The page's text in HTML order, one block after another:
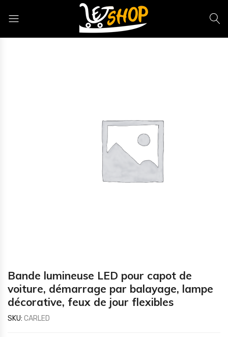
Bande lumineuse LED pour capot de
voiture, démarrage par balayage, lampe
décorative, feux de jour flexibles
SKU: CARLED